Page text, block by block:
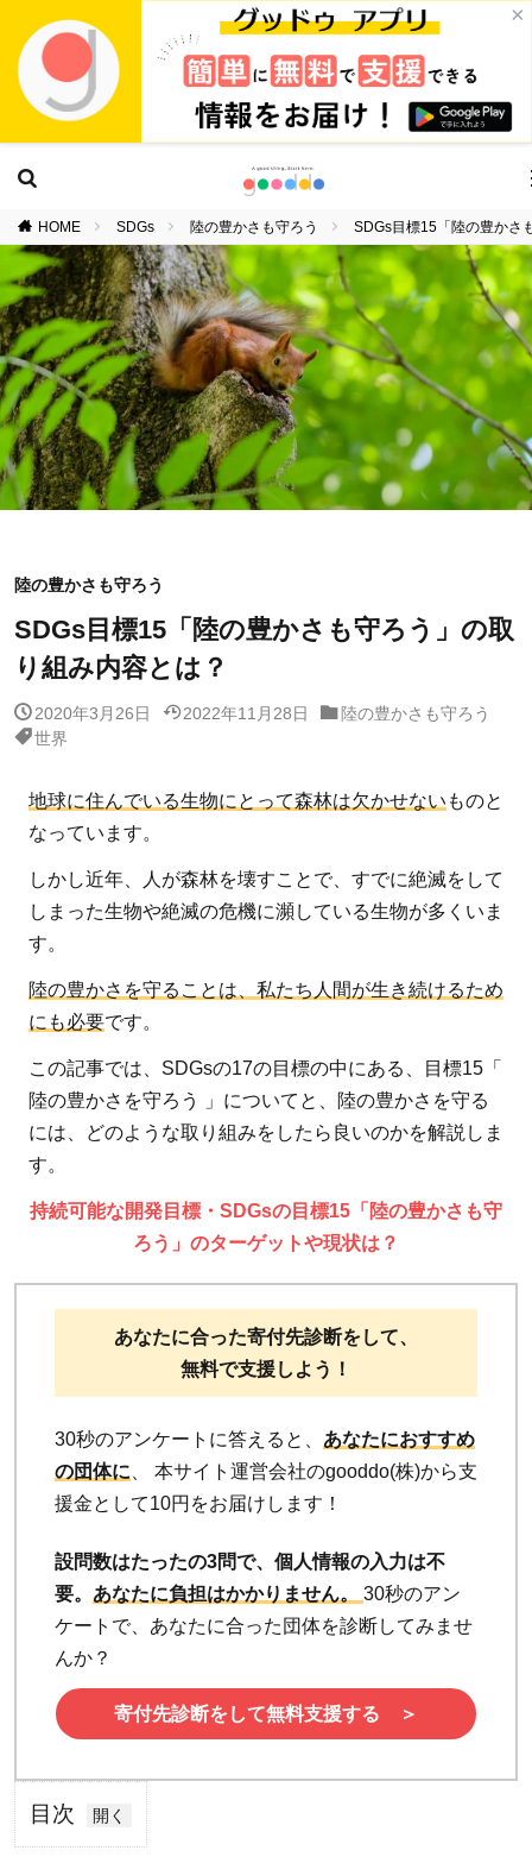
×
HOME SDGs 陸の豊かさも守ろう SDGs目標15「陸の豊かさ
陸の豊かさも守ろう
SDGs目標15「陸の豊かさも守ろう」の取
り組み内容とは？
2020年3月26日 2022年11月28日
陸の豊かさも守ろう
世界
地球に住んでいる生物にとって森林は欠かせない ものと
なっています。
しかし近年、人が森林を壊すことで、すでに絶滅をして
しまった生物や絶滅の危機に瀕している生物が多くいま
す。
陸の豊かさを守ることは、私たち人間が生き続けるため
にも必要です。
この記事では、SDGsの17の目標の中にある、目標15「
陸の豊かさを守ろう 」についてと、陸の豊かさを守る
には、どのような取り組みをしたら良いのかを解説しま
す。
持続可能な開発目標・SDGsの目標15「陸の豊かさも守
ろう」のターゲットや現状は？
あなたに合った寄付先診断をして、
無料で支援しよう！
30秒のアンケートに答えると、 あなたにおすすめ
の団体に 、 本サイト運営会社のgooddo(株)から支
援金として10円をお届けします！
設問数はたったの3問で、個人情報の入力は不
要。 あなたに負担はかかりません。 30秒のアン
ケートで、あなたに合った団体を診断してみませ
んか？
寄付先診断をして無料支援する ＞
目次
1